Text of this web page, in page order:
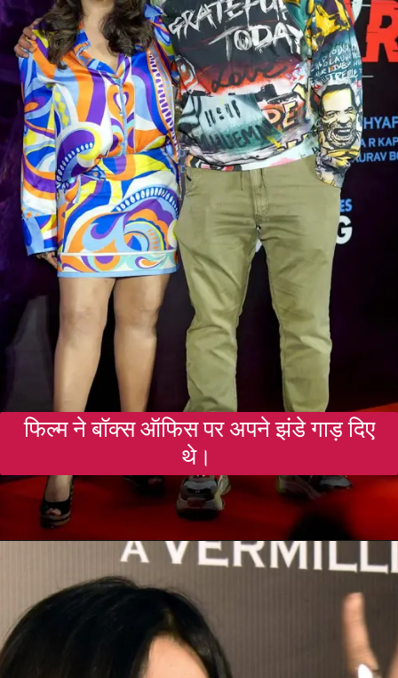
फिल्म ने बॉक्स ऑफिस पर अपने झंडे गाड़ दिए
थे।